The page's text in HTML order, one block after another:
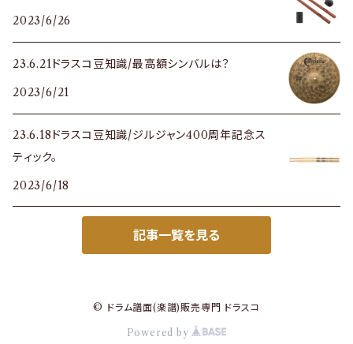
2023/6/26
23.6.21ドラスコ豆知識/最高額シンバルは？
2023/6/21
23.6.18ドラスコ豆知識/ジルジャン400周年記念ス
ティック。
2023/6/18
記事一覧を見る
© ドラム譜面(楽譜)販売専門 ドラスコ
Powered by